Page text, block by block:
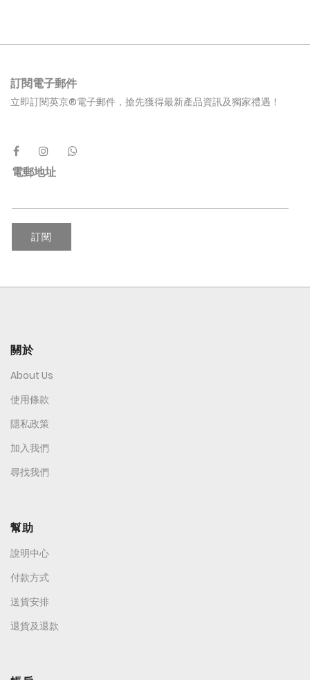
訂閱電子郵件
立即訂閱英京®電子郵件，搶先獲得最新產品資訊及獨家禮遇！
電郵地址
訂閱
關於
About Us
使用條款
隱私政策
加入我們
尋找我們
幫助
說明中心
付款方式
送貨安排
退貨及退款